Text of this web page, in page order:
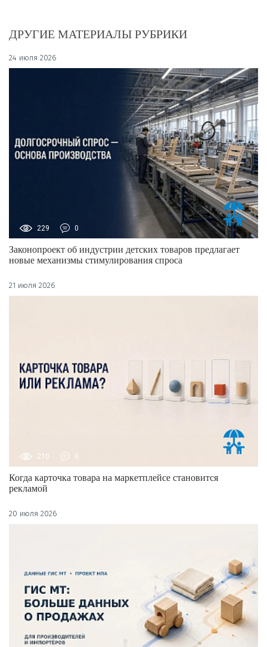
ДРУГИЕ МАТЕРИАЛЫ РУБРИКИ
24 июля 2026
229 0
Законопроект об индустрии детских товаров предлагает
новые механизмы стимулирования спроса
21 июля 2026
210 0
Когда карточка товара на маркетплейсе становится
рекламой
20 июля 2026